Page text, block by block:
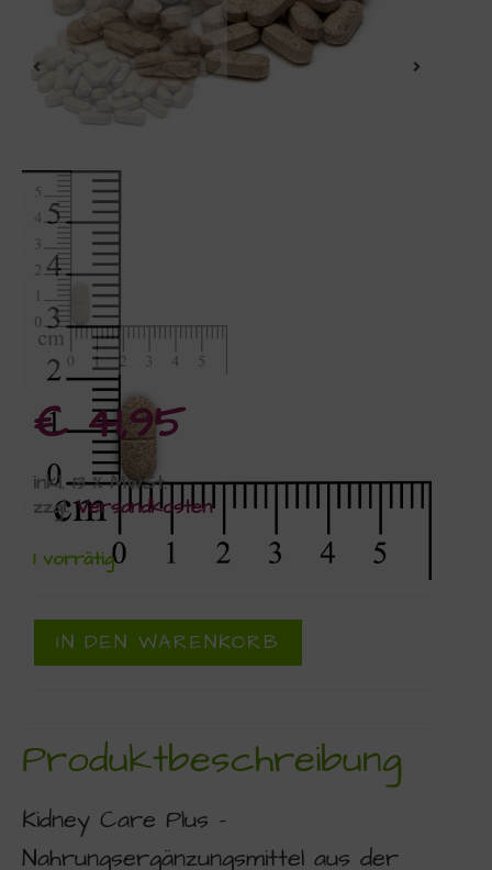
€41,95
inkl. 13 % MwSt.
zzgl.Versandkosten
1 vorrätig
IN DEN WARENKORB
Produktbeschreibung
Kidney Care Plus –
Nahrungsergänzungsmittel aus der